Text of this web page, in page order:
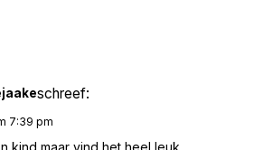
schreef:
7:39 pm